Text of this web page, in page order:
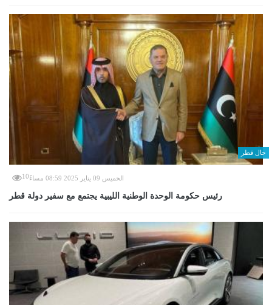
حال قطر
الخميس 09 يناير 2025 08:59 مساءً 10
رئيس حكومة الوحدة الوطنية الليبية يجتمع مع سفير دولة قطر